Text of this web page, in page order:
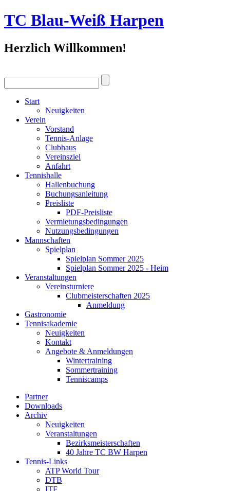
TC Blau-Weiß Harpen
Herzlich Willkommen!
Start
Neuigkeiten
Verein
Vorstand
Tennis-Anlage
Clubhaus
Vereinsziel
Anfahrt
Tennishalle
Hallenbuchung
Buchungsanleitung
Preisliste
PDF-Preisliste
Vermietungsbedingungen
Nutzungsbedingungen
Mannschaften
Spielplan
Spielplan Sommer 2025
Spielplan Sommer 2025 - Heim
Veranstaltungen
Vereinsturniere
Clubmeisterschaften 2025
Anmeldung
Gastronomie
Tennisakademie
Neuigkeiten
Kontakt
Angebote & Anmeldungen
Wintertraining
Sommertraining
Tenniscamps
Partner
Downloads
Archiv
Neuigkeiten
Veranstaltungen
Bezirksmeisterschaften
40 Jahre TC BW Harpen
Tennis-Links
ATP World Tour
DTB
ITF